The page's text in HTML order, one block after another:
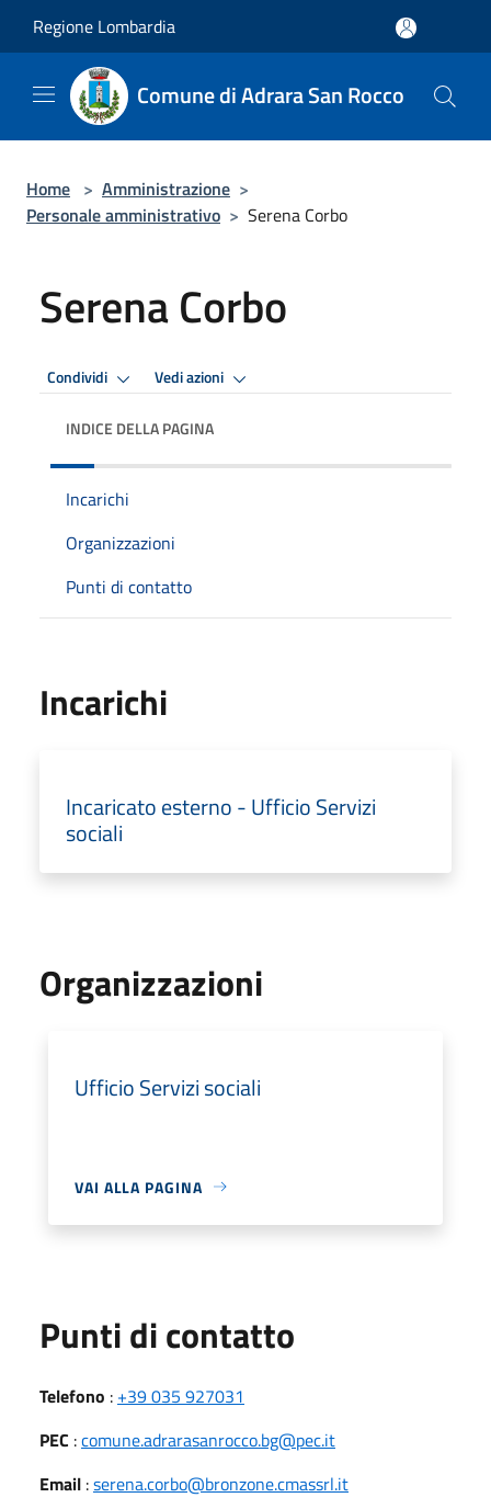
Regione Lombardia
Comune di Adrara San Rocco
Home > Amministrazione >
Personale amministrativo > Serena Corbo
Serena Corbo
Condividi Vedi azioni
INDICE DELLA PAGINA
Incarichi
Organizzazioni
Punti di contatto
Incarichi
Incaricato esterno - Ufficio Servizi
sociali
Organizzazioni
Ufficio Servizi sociali
VAI ALLA PAGINA
Punti di contatto
Telefono : +39 035 927031
PEC :comune.adrarasanrocco.bg@pec.it
Email :serena.corbo@bronzone.cmassrl.it